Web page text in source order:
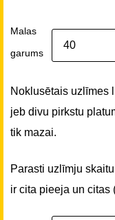
Malas
garums
Noklusētais uzlīmes
jeb divu pirkstu
tik mazai.
Parasti uzlīmju
ir cita pieeja un citas